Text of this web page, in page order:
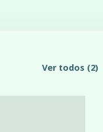
Ver todos (2)